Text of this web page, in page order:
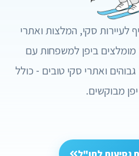
לעיירות סקי, המלצות ואתרי
ביפן למשפחות עם
ואתרי סקי טובים - כולל
מבוקשים.